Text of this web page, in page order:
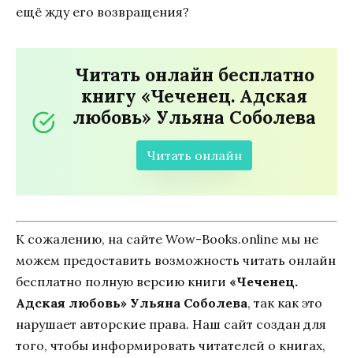
ещё жду его возвращения?
Читать онлайн бесплатно
книгу «Чеченец. Адская
любовь» Ульяна Соболева
Читать онлайн
К сожалению, на сайте Wow-Books.online мы не
можем предоставить возможность читать онлайн
бесплатно полную версию книги «Чеченец.
Адская любовь» Ульяна Соболева, так как это
нарушает авторские права. Наш сайт создан для
того, чтобы информировать читателей о книгах,